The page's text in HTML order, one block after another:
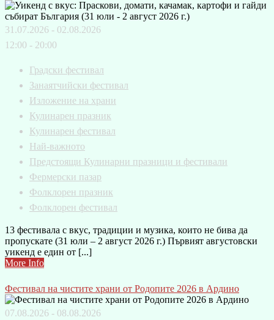
31.07.2026 - 02.08.2026
12:00 - 20:00
Градски фестивал
Занаятчийски фестивал
Изложение на храни
Кулинарен празник
Кулинарен фестивал
Най-важното
Предстоящи Кулинарни празници и фестивали
Фермерски пазар
Фолклорен празник
Фолклорен фестивал
13 фестивала с вкус, традиции и музика, които не бива да
пропускате (31 юли – 2 август 2026 г.) Първият августовски
уикенд е един от [...]
More Info
Фестивал на чистите храни от Родопите 2026 в Ардино
07.08.2026 - 08.08.2026